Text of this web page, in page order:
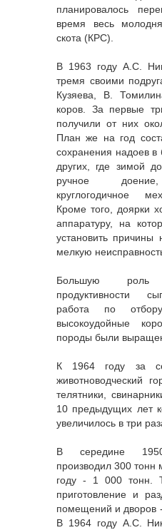
планировалось
время весь
скота (КРС).
В 1963 году А.С.
тремя своими
Кузяева, В.
коров. За первые
получили от них
План же на год
сохранения надоев в
других, где зимой
ручное доение,
круглогодичное
Кроме того, доярки
аппаратуру, на
установить причины
мелкую
Большую
продуктивности
работа по
высокоудойные
породы были
К 1964 году за
животноводческий
телятники,
10 предыдущих лет
увеличилось в три
В середине
производил 300 тонн
году - 1 000 тонн.
приготовление и
помещений и дворов
В 1964 году А.С.